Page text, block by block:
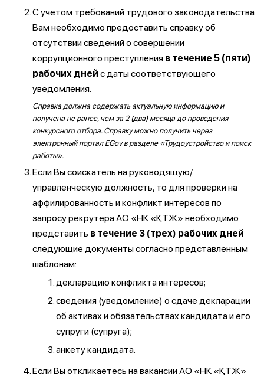
С учетом требований трудового законодательства
Вам необходимо предоставить справку об
отсутствии сведений о совершении
коррупционного преступления в течение 5 (пяти)
рабочих дней с даты соответствующего
уведомления.
Справка должна содержать актуальную информацию и
получена не ранее, чем за 2 (два) месяца до проведения
конкурсного отбора. Справку можно получить через
электронный портал EGov в разделе «Трудоустройство и поиск
работы».
Если Вы соискатель на руководящую/
управленческую должность, то для проверки на
аффилированность и конфликт интересов по
запросу рекрутера АО «НК «ҚТЖ» необходимо
представить в течение 3 (трех) рабочих дней
следующие документы согласно представленным
шаблонам:
декларацию конфликта интересов;
сведения (уведомление) о сдаче декларации
об активах и обязательствах кандидата и его
супруги (супруга);
анкету кандидата.
Если Вы откликаетесь на вакансии АО «НК «ҚТЖ»